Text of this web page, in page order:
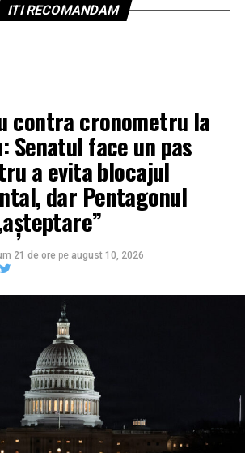
ITI RECOMANDAM
contra cronometru la
Senatul face un pas
a evita blocajul
dar Pentagonul
21 de ore pe august 10, 2026